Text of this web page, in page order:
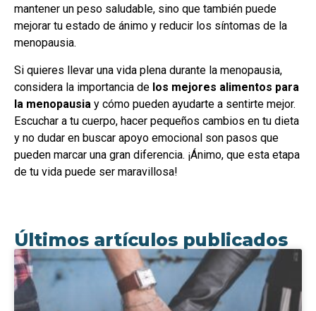
mantener un peso saludable, sino que también puede
mejorar tu estado de ánimo y reducir los síntomas de la
menopausia.
Si quieres llevar una vida plena durante la menopausia,
considera la importancia de los mejores alimentos para
la menopausia y cómo pueden ayudarte a sentirte mejor.
Escuchar a tu cuerpo, hacer pequeños cambios en tu dieta
y no dudar en buscar apoyo emocional son pasos que
pueden marcar una gran diferencia. ¡Ánimo, que esta etapa
de tu vida puede ser maravillosa!
Últimos artículos publicados